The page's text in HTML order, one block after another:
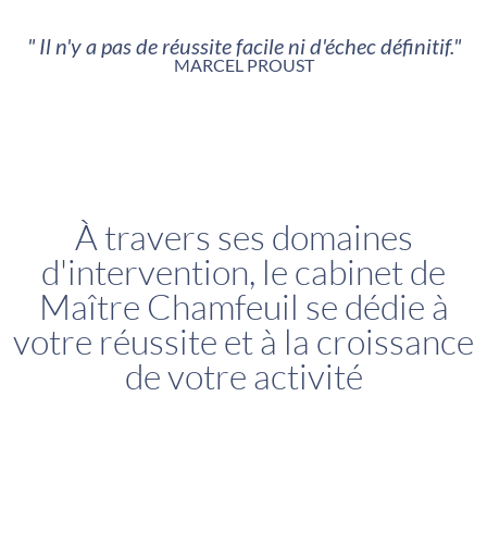
" Il n'y a pas de réussite facile ni d'échec définitif."
MARCEL PROUST
À travers ses domaines
d'intervention, le cabinet de
Maître Chamfeuil se dédie à
votre réussite et à la croissance
de votre activité